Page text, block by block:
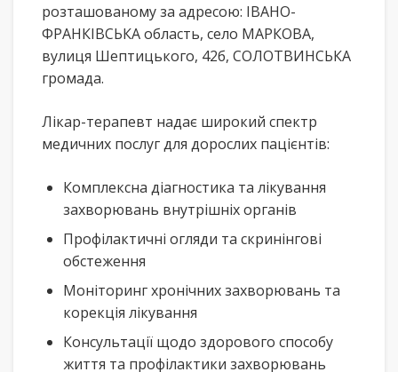
розташованому за адресою: ІВАНО-
ФРАНКІВСЬКА область, село МАРКОВА,
вулиця Шептицького, 42б, СОЛОТВИНСЬКА
громада.
Лікар-терапевт надає широкий спектр
медичних послуг для дорослих пацієнтів:
Комплексна діагностика та лікування
захворювань внутрішніх органів
Профілактичні огляди та скринінгові
обстеження
Моніторинг хронічних захворювань та
корекція лікування
Консультації щодо здорового способу
життя та профілактики захворювань